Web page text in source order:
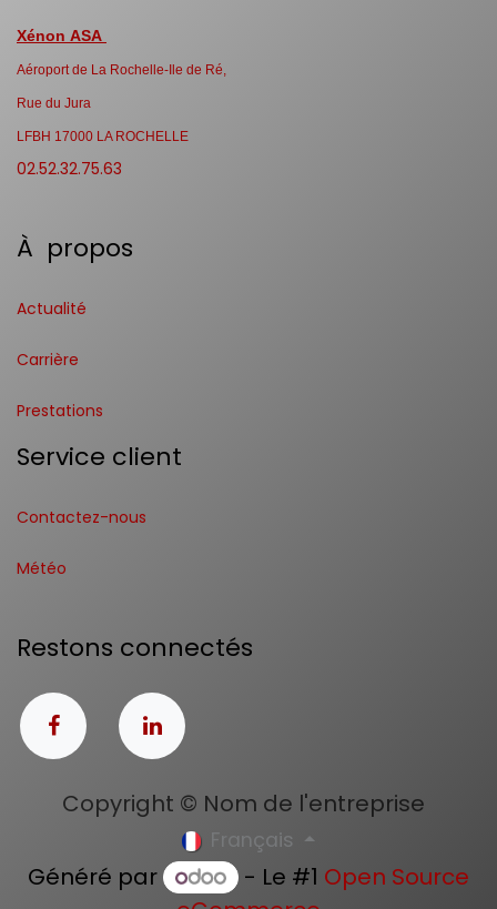
Xénon ASA
Aéroport de La Rochelle-Ile de Ré,
Rue du Jura
LFBH 17000 LA ROCHELLE
02.52.32.75.63
À propos
Actualité
Carrière
Prestations
Service client
Contactez-nous
Météo
Restons connectés
Copyright © Nom de l'entreprise
Français
Généré par - Le #1 Open Source